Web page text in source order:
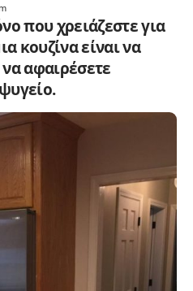
που χρειάζεστε για
κουζίνα είναι να
αφαιρέσετε